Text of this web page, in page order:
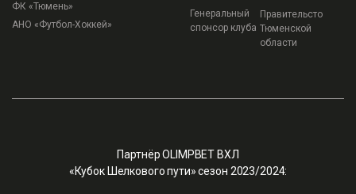
ФК «Тюмень»
АНО «Футбол-Хоккей»
Генеральный
спонсор клуба
Правительсто
Тюменской
области
Партнёр OLIMPBET ВХЛ
«Кубок Шелкового пути» сезон 2023/2024: